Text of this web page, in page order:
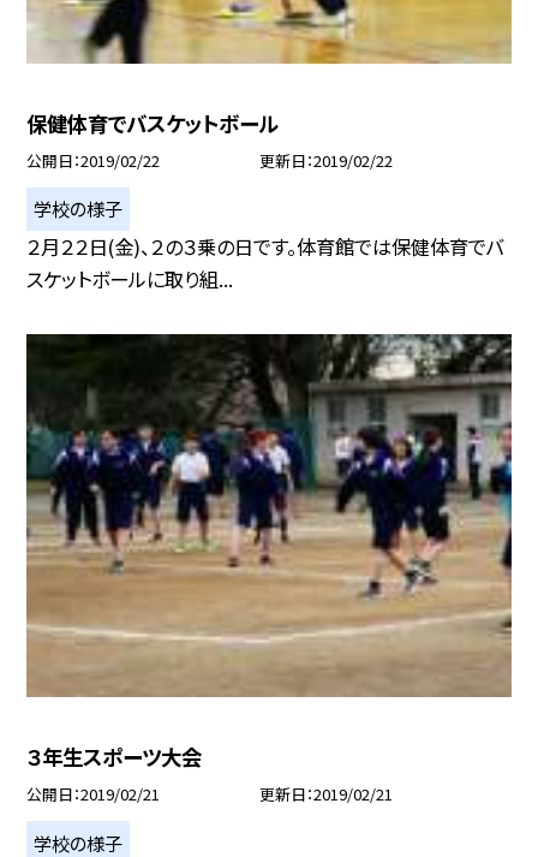
保健体育でバスケットボール
公開日 2019/02/22 更新日 2019/02/22
学校の様子
２月２２日(金)、２の３乗の日です。体育館では保健体育でバ
スケットボールに取り組...
３年生スポーツ大会
公開日 2019/02/21 更新日 2019/02/21
学校の様子